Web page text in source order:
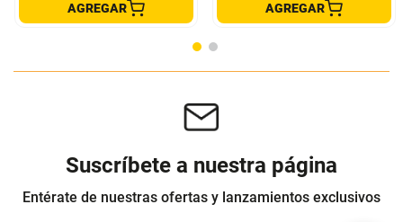
INFORMAL LATIN_ROHI MUJER
LR7678
$ 35.970
INFORMAL FACE 2 FACE MUJER
HR2521342
$ 129.000